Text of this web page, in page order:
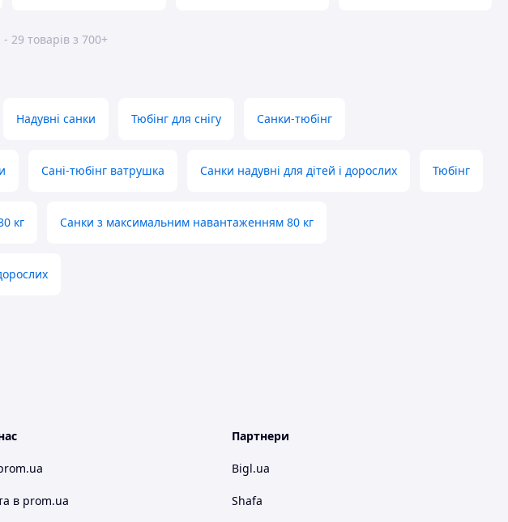
29 товарів з 700+
Надувні санки Тюбінг для снігу Санки-тюбінг
Сані-тюбінг ватрушка Санки надувні для дітей і дорослих Тюбінг
кг Санки з максимальним навантаженням 80 кг
в prom.ua
Партнери
Bigl.ua
Shafa